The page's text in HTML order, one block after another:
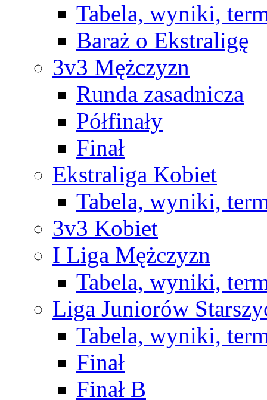
Tabela, wyniki,
Baraż o Ekstraligę
3v3 Mężczyzn
Runda zasadnicza
Półfinały
Finał
Ekstraliga Kobiet
Tabela, wyniki,
3v3 Kobiet
I Liga Mężczyzn
Tabela, wyniki,
Liga Juniorów
Tabela, wyniki,
Finał
Finał B